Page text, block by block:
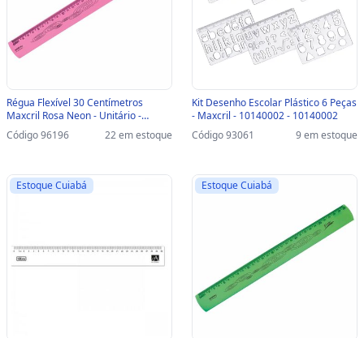
Régua Flexível 30 Centímetros
Maxcril Rosa Neon - Unitário -
10270055 - 10270055
Código 96196 22 em estoque
Kit Desenho Escolar Plástico 6 Peças
- Maxcril - 10140002 - 10140002
Código 93061
9 em estoque
Estoque Cuiabá Estoque Cuiabá